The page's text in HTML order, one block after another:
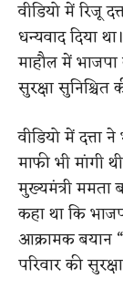
वीडियो में रिजू
धन्यवाद दिया
माहौल में
सुरक्षा सुनिश्चित
वीडियो में दत्ता
माफी भी मांगी
मुख्यमंत्री ममता
कहा था कि
आक्रामक बयान
परिवार की